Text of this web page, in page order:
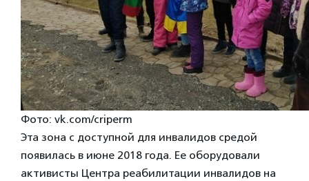
Фото: vk.com/criperm
Эта зона с доступной для инвалидов средой
появилась в июне 2018 года. Ее оборудовали
активисты Центра реабилитации инвалидов на